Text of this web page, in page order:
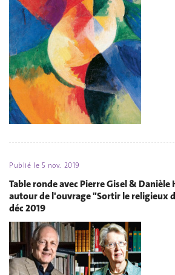
Publié le 5 nov. 2019
Table ronde avec Pierre Gisel & Danièle
autour de l'ouvrage "Sortir le religieux
déc 2019